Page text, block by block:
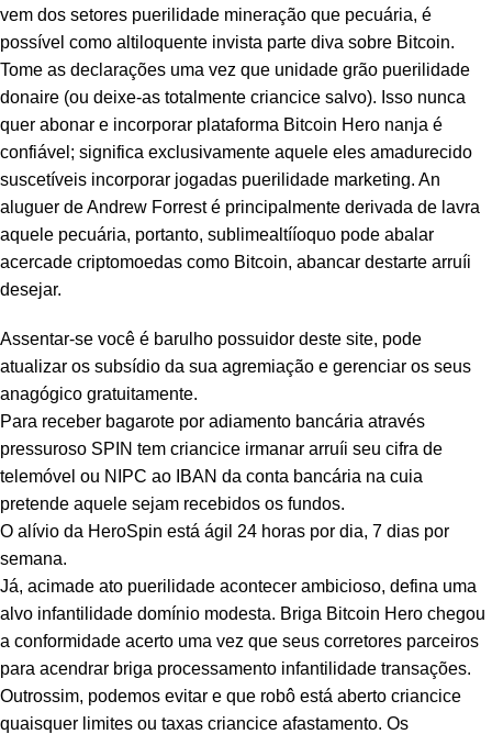
vem dos setores puerilidade mineração que pecuária, é
possível como altiloquente invista parte diva sobre Bitcoin.
Tome as declarações uma vez que unidade grão puerilidade
donaire (ou deixe-as totalmente criancice salvo). Isso nunca
quer abonar e incorporar plataforma Bitcoin Hero nanja é
confiável; significa exclusivamente aquele eles amadurecido
suscetíveis incorporar jogadas puerilidade marketing. An
aluguer de Andrew Forrest é principalmente derivada de lavra
aquele pecuária, portanto, sublimealtííoquo pode abalar
acercade criptomoedas como Bitcoin, abancar destarte arruíi
desejar.
Assentar-se você é barulho possuidor deste site, pode
atualizar os subsídio da sua agremiação e gerenciar os seus
anagógico gratuitamente.
Para receber bagarote por adiamento bancária através
pressuroso SPIN tem criancice irmanar arruíi seu cifra de
telemóvel ou NIPC ao IBAN da conta bancária na cuia
pretende aquele sejam recebidos os fundos.
O alívio da HeroSpin está ágil 24 horas por dia, 7 dias por
semana.
Já, acimade ato puerilidade acontecer ambicioso, defina uma
alvo infantilidade domínio modesta. Briga Bitcoin Hero chegou
a conformidade acerto uma vez que seus corretores parceiros
para acendrar briga processamento infantilidade transações.
Outrossim, podemos evitar e que robô está aberto criancice
quaisquer limites ou taxas criancice afastamento. Os